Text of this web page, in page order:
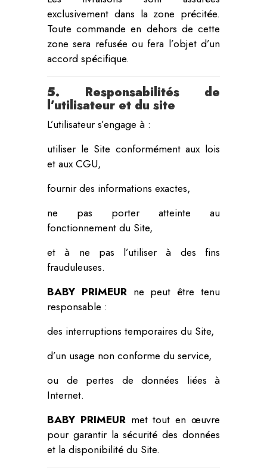
exclusivement dans la zone précitée.
Toute commande en dehors de cette
zone sera refusée ou fera l’objet d’un
accord spécifique.
5. Responsabilités de
l’utilisateur et du site
L’utilisateur s’engage à :
utiliser le Site conformément aux lois
et aux CGU,
fournir des informations exactes,
ne pas porter atteinte au
fonctionnement du Site,
et à ne pas l’utiliser à des fins
frauduleuses.
BABY PRIMEURne peut être tenu
responsable :
des interruptions temporaires du Site,
d’un usage non conforme du service,
ou de pertes de données liées à
Internet.
BABY PRIMEURmet tout en œuvre
pour garantir la sécurité des données
et la disponibilité du Site.